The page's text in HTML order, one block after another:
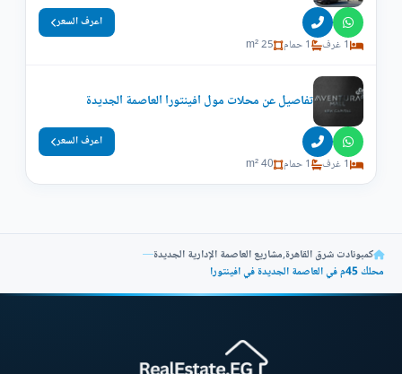
1 غرف 1 حمام 25 m²
اعرف السعر
تفاصيل عن محلات مول افينتورا العاصمة الجديدة
1 غرف 1 حمام 40 m²
اعرف السعر
كمبونادت شرق القاهرة,مشاريع العاصمة الإدارية الجديدة—
محلك 45م في العاصمة الجديدة في افينتورا